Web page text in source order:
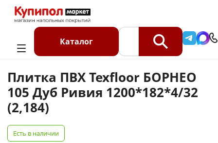
Каталог
Каталог Кварцвинил SPC
Плитка ПВХ Texfloor БОРНЕО 105 Дуб Ривия 1200*182*4/32
(2,184)
Плитка ПВХ Texfloor БОРНЕО
105 Дуб Ривия 1200*182*4/32
(2,184)
Есть в наличии